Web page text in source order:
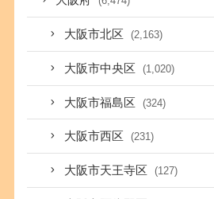
大阪市北区 (2,163)
大阪市中央区 (1,020)
大阪市福島区 (324)
大阪市西区 (231)
大阪市天王寺区 (127)